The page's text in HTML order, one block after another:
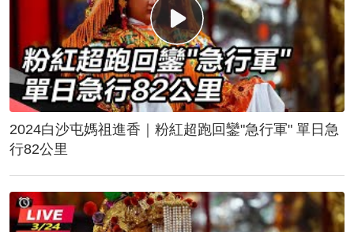
2024白沙屯媽祖進香｜粉紅超跑回鑾"急行軍" 單日急
行82公里